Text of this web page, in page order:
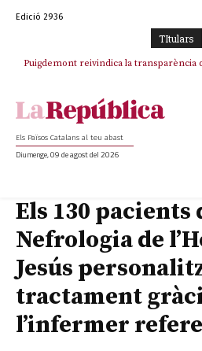
Edició 2936
TItulars
Puigdemont reivindica la transparència
Els Països Catalans al teu abast
Diumenge, 09 de agost del 2026
Els 130 pacients
Nefrologia de
Jesús
tractament
l’infermer